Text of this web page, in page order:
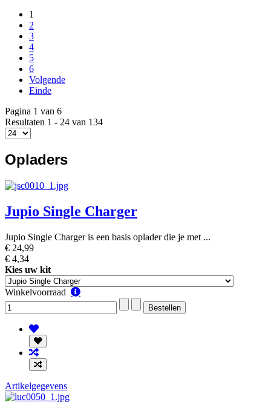
1
2
3
4
5
6
Volgende
Einde
Pagina 1 van 6
Resultaten 1 - 24 van 134
Opladers
Jupio Single Charger
Jupio Single Charger is een basis oplader die je met ...
€ 24,99
€ 4,34
Kies uw kit
Winkelvoorraad Winkelvoorraad
Artikelgegevens